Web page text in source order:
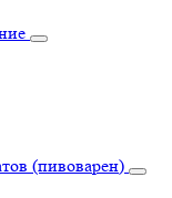
(пивоварен)